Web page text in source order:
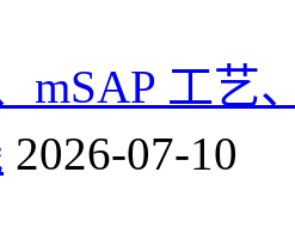
mSAP 工艺
2026-07-10